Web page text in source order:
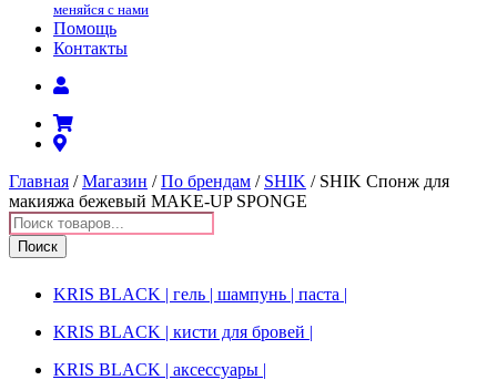
меняйся с нами
Помощь
Контакты
Главная /Магазин /По брендам / SHIK / SHIK Спонж для
макияжа бежевый MAKE-UP SPONGE
Поиск
товаров
Поиск
KRIS BLACK | гель | шампунь | паста |
KRIS BLACK | кисти для бровей |
KRIS BLACK | аксессуары |